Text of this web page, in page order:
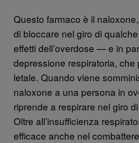
Questo farmaco è il
di bloccare nel giro di
effetti dell’overdose — e in
depressione respiratoria, che
letale. Quando viene
naloxone a una persona in
riprende a respirare nel giro
Oltre all’insufficienza
efficace anche nel